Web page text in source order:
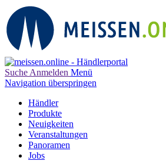
Suche Anmelden Menü
Navigation überspringen
Händler
Produkte
Neuigkeiten
Veranstaltungen
Panoramen
Jobs